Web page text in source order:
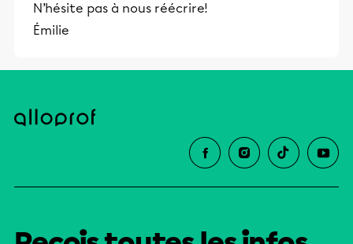
N’hésite pas à nous réécrire!
Émilie